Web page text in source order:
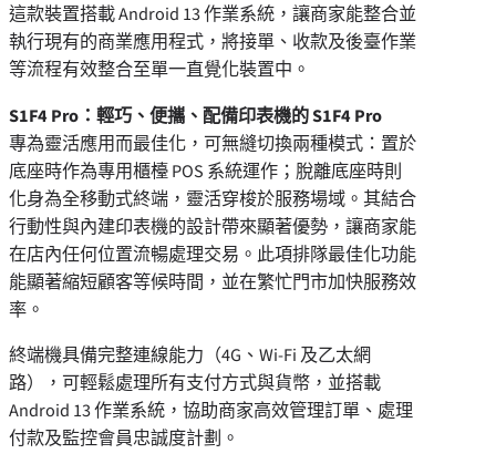
這款裝置搭載 Android 13 作業系統，讓商家能整合並
執行現有的商業應用程式，將接單、收款及後臺作業
等流程有效整合至單一直覺化裝置中。
S1F4 Pro：輕巧、便攜、配備印表機的 S1F4 Pro
專為靈活應用而最佳化，可無縫切換兩種模式：置於
底座時作為專用櫃檯 POS 系統運作；脫離底座時則
化身為全移動式終端，靈活穿梭於服務場域。其結合
行動性與內建印表機的設計帶來顯著優勢，讓商家能
在店內任何位置流暢處理交易。此項排隊最佳化功能
能顯著縮短顧客等候時間，並在繁忙門市加快服務效
率。
終端機具備完整連線能力（4G、Wi-Fi 及乙太網
路），可輕鬆處理所有支付方式與貨幣，並搭載
Android 13 作業系統，協助商家高效管理訂單、處理
付款及監控會員忠誠度計劃。